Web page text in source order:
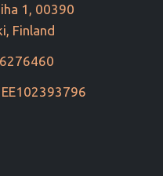
1, 00390
Finland